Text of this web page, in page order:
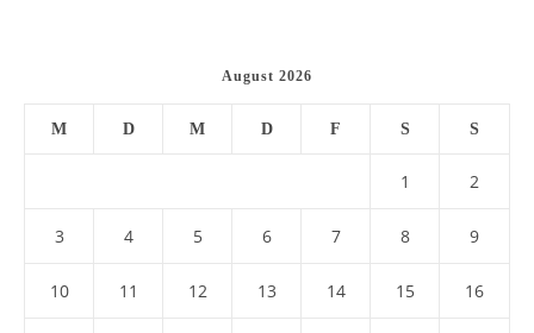
August 2026
M D M D F S S
1 2
3 4 5 6 7 8 9
10 11 12 13 14 15 16